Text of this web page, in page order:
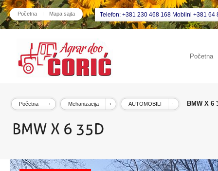
Početna Mapa sajta Telefon: +381 230 468 168 Mobilni +381 64
Početna
Početna Mehanizacija AUTOMOBILI BMW X 6